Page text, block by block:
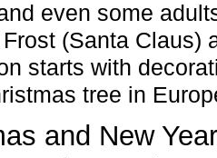
even some
(Santa Claus)
starts with
tree in
and New